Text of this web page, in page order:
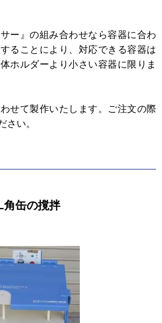
ー』の組み合わせなら容器に合わ
ることにより、対応できる容器は
ホルダーより小さい容器に限りま
せて製作いたします。ご注文の際
さい。
角缶の撹拌